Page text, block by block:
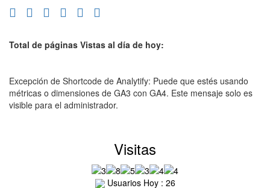
Total de páginas Vistas al día de hoy:
Excepción de Shortcode de Analytify: Puede que estés usando
métricas o dimensiones de GA3 con GA4. Este mensaje solo es
visible para el administrador.
Visitas
Usuarios Hoy : 26